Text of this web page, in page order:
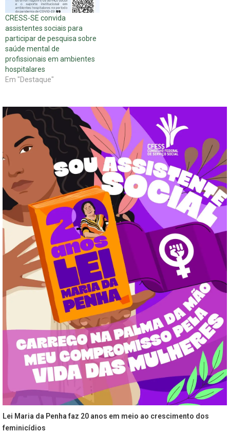
CRESS-SE convida
assistentes sociais para
participar de pesquisa sobre
saúde mental de
profissionais em ambientes
hospitalares
Em "Destaque"
Lei Maria da Penha faz 20 anos em meio ao crescimento dos
feminicídios